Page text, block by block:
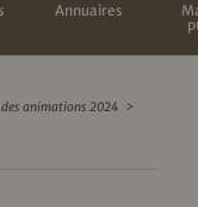
Annuaires
des animations 2024 >